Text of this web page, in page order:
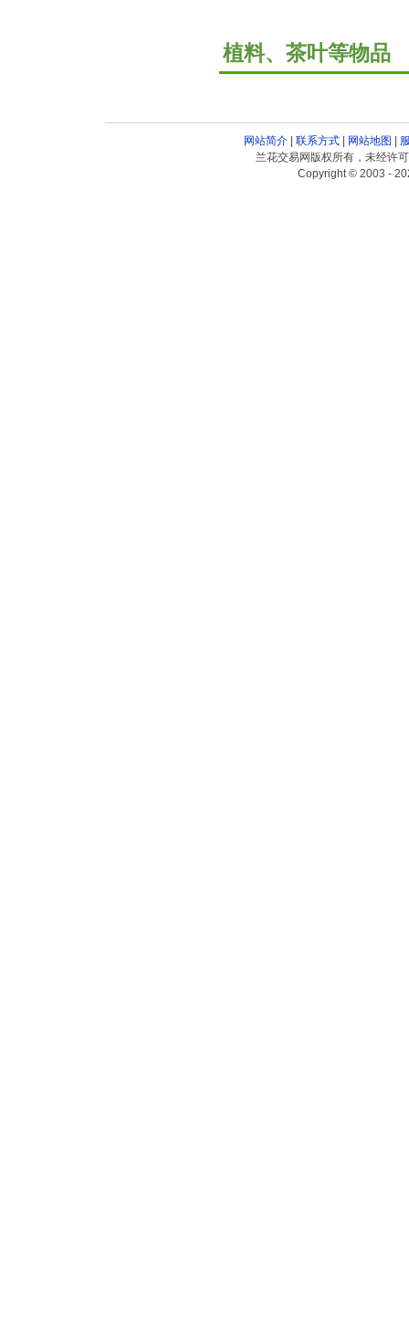
植料、茶叶等物品
网站简介| 联系方式| 网站地图 |
兰花交易网版权所有，未经许
Copyright © 2003 -